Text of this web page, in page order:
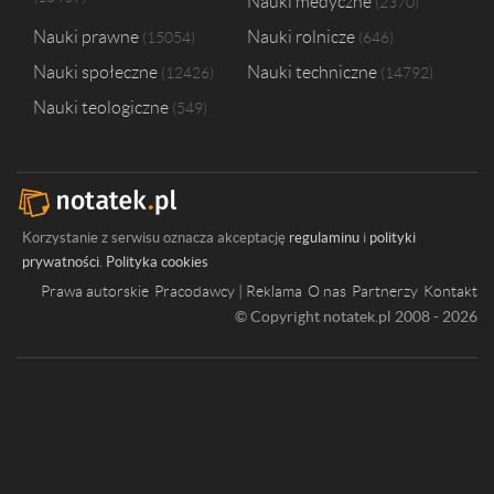
Nauki prawne 15054 Nauki rolnicze 646
Nauki społeczne 12426 Nauki techniczne 14792
Nauki teologiczne 549
Korzystanie z serwisu oznacza akceptację regulaminu i polityki
prywatności. Polityka cookies
Prawa autorskie Pracodawcy | Reklama O nas Partnerzy Kontakt
© Copyright notatek.pl 2008 - 2026